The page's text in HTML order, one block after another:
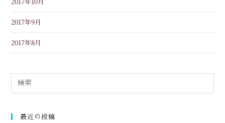
2017年9月
2017年8月
最近の投稿